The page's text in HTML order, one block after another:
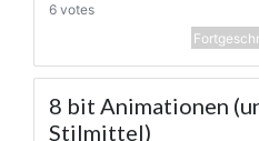
6 votes
8 bit Animationen
Stilmittel)